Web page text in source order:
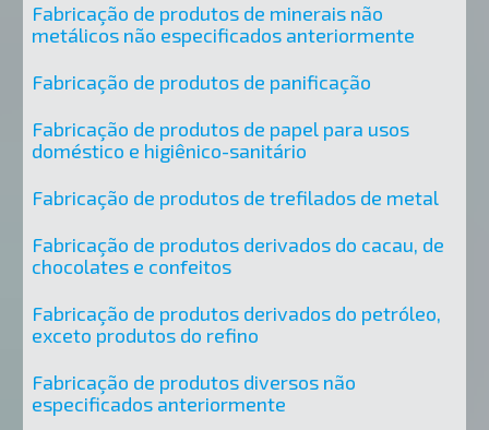
Fabricação de produtos de minerais não
metálicos não especificados anteriormente
Fabricação de produtos de panificação
Fabricação de produtos de papel para usos
doméstico e higiênico-sanitário
Fabricação de produtos de trefilados de metal
Fabricação de produtos derivados do cacau, de
chocolates e confeitos
Fabricação de produtos derivados do petróleo,
exceto produtos do refino
Fabricação de produtos diversos não
especificados anteriormente